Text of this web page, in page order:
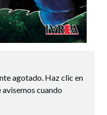
agotado. Haz clic en
cuando